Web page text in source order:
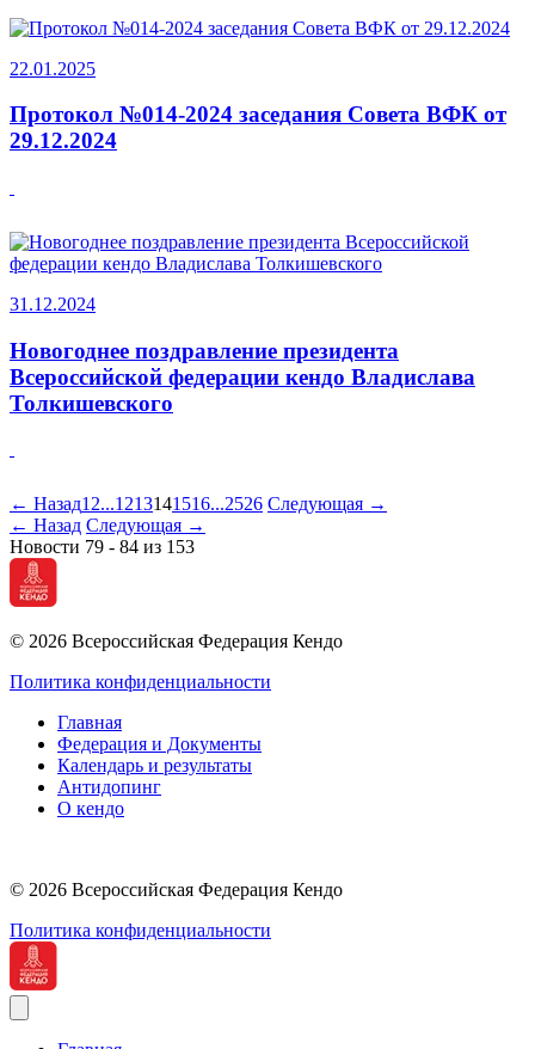
22.01.2025
Протокол №014-2024 заседания Совета ВФК от
29.12.2024
31.12.2024
Новогоднее поздравление президента
Всероссийской федерации кендо Владислава
Толкишевского
← Назад12...1213141516...2526 Следующая →
← Назад Следующая →
Новости 79 - 84 из 153
© 2026 Всероссийская Федерация Кендо
Политика конфиденциальности
Главная
Федерация и Документы
Календарь и результаты
Антидопинг
О кендо
© 2026 Всероссийская Федерация Кендо
Политика конфиденциальности